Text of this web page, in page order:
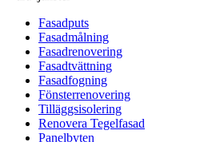
Fasadputs
Fasadmålning
Fasadrenovering
Fasadtvättning
Fasadfogning
Fönsterrenovering
Tilläggsisolering
Renovera Tegelfasad
Panelbyten